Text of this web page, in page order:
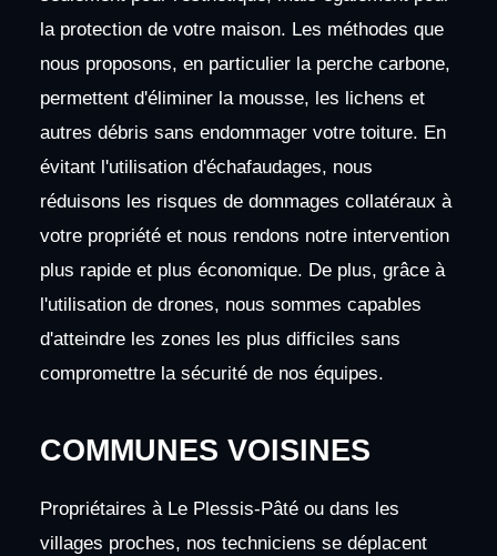
la protection de votre maison. Les méthodes que
nous proposons, en particulier la perche carbone,
permettent d'éliminer la mousse, les lichens et
autres débris sans endommager votre toiture. En
évitant l'utilisation d'échafaudages, nous
réduisons les risques de dommages collatéraux à
votre propriété et nous rendons notre intervention
plus rapide et plus économique. De plus, grâce à
l'utilisation de drones, nous sommes capables
d'atteindre les zones les plus difficiles sans
compromettre la sécurité de nos équipes.
COMMUNES VOISINES
Propriétaires à Le Plessis-Pâté ou dans les
villages proches, nos techniciens se déplacent